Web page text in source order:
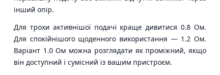
інший опір.
Для трохи активнішої подачі краще дивитися 0.8 Ом.
Для спокійнішого щоденного використання — 1.2 Ом.
Варіант 1.0 Ом можна розглядати як проміжний, якщо
він доступний і сумісний із вашим пристроєм.